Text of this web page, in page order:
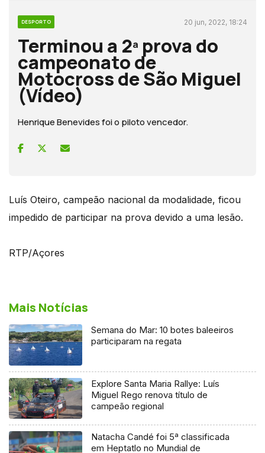
DESPORTO 20 jun, 2022, 18:24
Terminou a 2ª prova do
campeonato de
Motocross de São Miguel
(Vídeo)
Henrique Benevides foi o piloto vencedor.
Luís Oteiro, campeão nacional da modalidade, ficou
impedido de participar na prova devido a uma lesão.
RTP/Açores
Mais Notícias
Semana do Mar: 10 botes baleeiros
participaram na regata
Explore Santa Maria Rallye: Luís
Miguel Rego renova título de
campeão regional
Natacha Candé foi 5ª classificada
em Heptatlo no Mundial de